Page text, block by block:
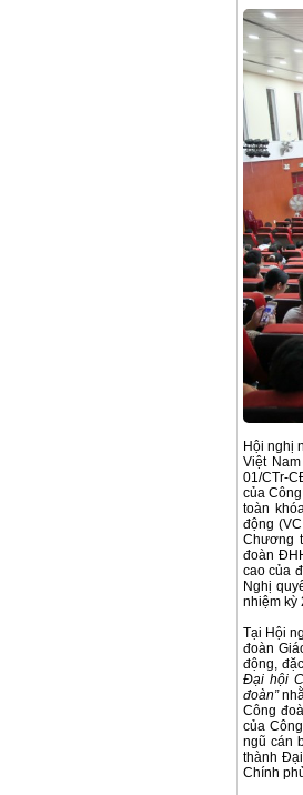
Hội nghị
Việt
01/CTr-
của
toàn
động
Chương
đoàn
cao của
Nghị
nhiệm kỳ
Tại Hội
đoàn
động,
Đại hội
đoàn”
Công
của
ngũ cán
thành
Chính